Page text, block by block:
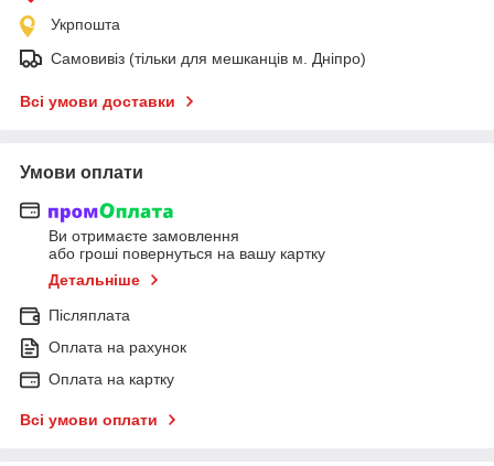
Укрпошта
Самовивіз (тільки для мешканців м. Дніпро)
Всі умови доставки
Умови оплати
Ви отримаєте замовлення
або гроші повернуться на вашу картку
Детальніше
Післяплата
Оплата на рахунок
Оплата на картку
Всі умови оплати